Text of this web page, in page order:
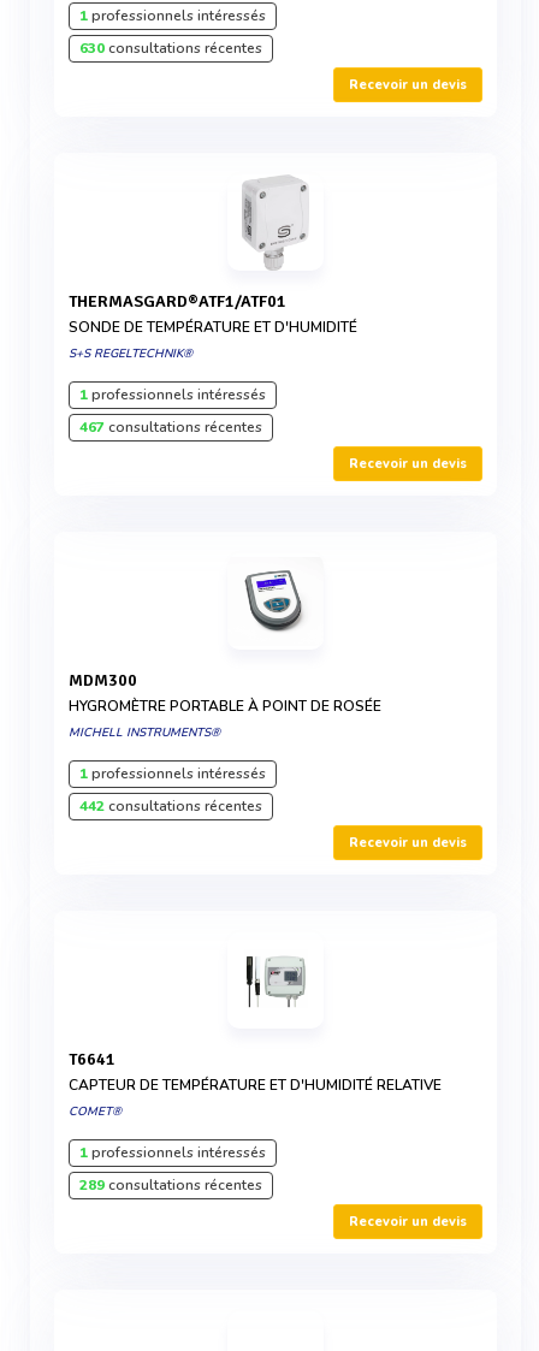
1professionnels intéressés
630consultations récentes
Recevoir un devis
THERMASGARD®ATF1/ATF01
SONDE DE TEMPÉRATURE ET D'HUMIDITÉ
S+S REGELTECHNIK®
1professionnels intéressés
467consultations récentes
Recevoir un devis
MDM300
HYGROMÈTRE PORTABLE À POINT DE ROSÉE
MICHELL INSTRUMENTS®
1professionnels intéressés
442consultations récentes
Recevoir un devis
T6641
CAPTEUR DE TEMPÉRATURE ET D'HUMIDITÉ RELATIVE
COMET®
1professionnels intéressés
289consultations récentes
Recevoir un devis